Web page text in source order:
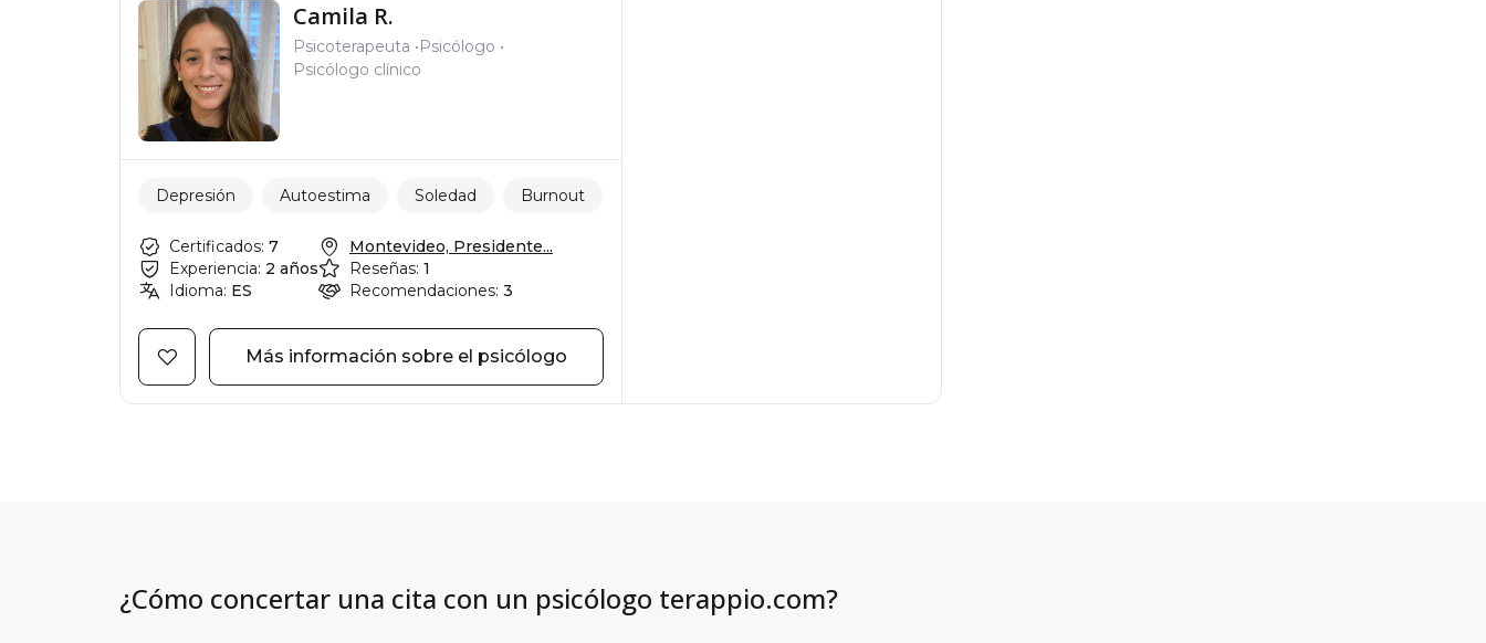
Camila R.
Psicoterapeuta
Psicólogo
Psicólogo clínico
Depresión Autoestima Soledad Burnout
Certificados: 7
Experiencia: 2 años
Idioma: ES
Montevideo, Presidente...
Reseñas: 1
Recomendaciones: 3
Más información sobre el psicólogo
¿Cómo concertar una cita con un psicólogo terappio.com?